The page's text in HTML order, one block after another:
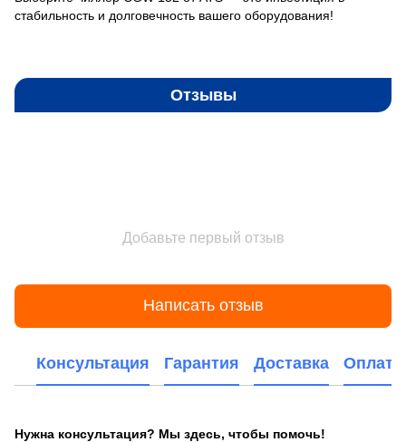
стабильность и долговечность вашего оборудования!
Отзывы
Добавьте первый отзыв
Написать отзыв
Консультация Гарантия Доставка Оплата
Нужна консультация? Мы здесь, чтобы помочь!